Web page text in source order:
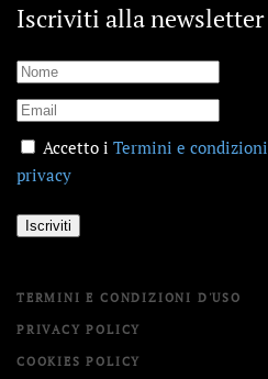
Iscriviti alla newsletter
Accetto i Termini e condizioni
privacy
Iscriviti
TERMINI E CONDIZIONI D'USO
PRIVACY POLICY
COOKIES POLICY